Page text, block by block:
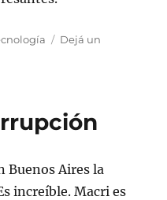
Dejá un
Buenos Aires la
increí­ble. Macri es